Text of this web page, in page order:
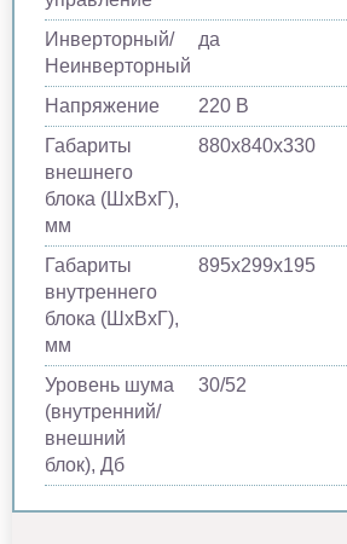
Инверторный/
Неинверторный
да
Напряжение
220 В
Габариты
внешнего
блока (ШхВхГ),
мм
880х840х330
Габариты
внутреннего
блока (ШхВхГ),
мм
895х299х195
Уровень шума
(внутренний/
внешний
блок), Дб
30/52